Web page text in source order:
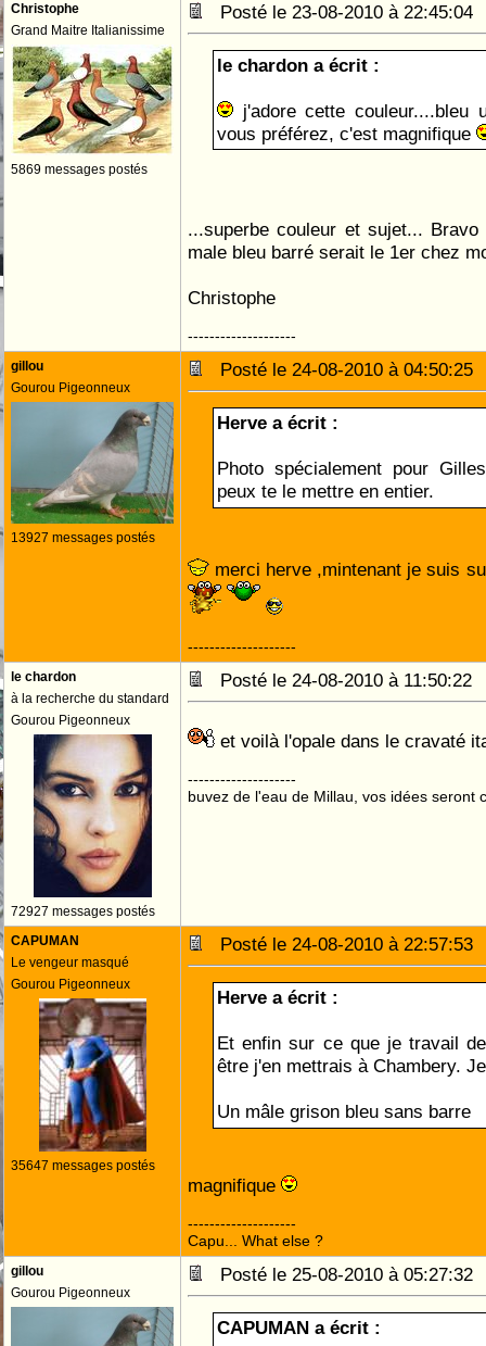
Christophe
Grand Maitre Italianissime
5869 messages postés
Posté le 23-08-2010 à
le chardon a écrit :
j'adore cette couleur....bleu
vous préférez, c'est magnifique
...superbe couleur et sujet...
male bleu barré serait le 1er chez
Christophe
--------------------
gillou
Gourou Pigeonneux
13927 messages postés
Posté le 24-08-2010 à
Herve a écrit :
Photo spécialement pour
peux te le mettre en entier.
merci herve ,mintenant je suis
--------------------
le chardon
à la recherche du standard
Gourou Pigeonneux
72927 messages postés
Posté le 24-08-2010 à
et voilà l'opale dans le cravaté
--------------------
buvez de l'eau de Millau, vos idées seront
CAPUMAN
Le vengeur masqué
Gourou Pigeonneux
35647 messages postés
Posté le 24-08-2010 à
Herve a écrit :
Et enfin sur ce que je travail
être j'en mettrais à Chambery.
Un mâle grison bleu sans barre
magnifique
--------------------
Capu... What else ?
gillou
Gourou Pigeonneux
Posté le 25-08-2010 à
CAPUMAN a écrit :